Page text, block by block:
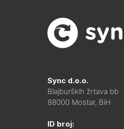
Sync d.o.o.
Blajburških žrtava bb
88000 Mostar, BiH
ID broj: